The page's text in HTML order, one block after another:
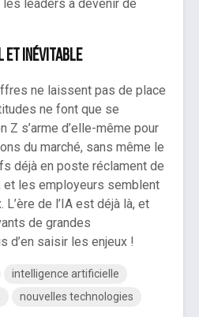
leaders à devenir de
et inévitable
ne laissent pas de place
ne font que se
Z s’arme d’elle-même pour
du marché, sans même le
déjà en poste réclament de
les employeurs semblent
de l’IA est déjà là, et
de grandes
d’en saisir les enjeux !
intelligence artificielle
nouvelles technologies